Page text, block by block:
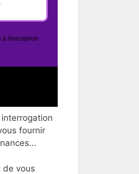
à l'inscription
fournir
de vous